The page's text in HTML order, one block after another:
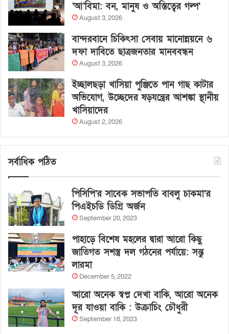
‘আ’বিমা: বন, মানুষ ও অস্তিত্বের গল্প’
August 3, 2026
বান্দরবানে চিকিৎসা সেবায় মানোন্নয়নে ৬
দফা দাবিতে ছাত্রজনতার মানববন্ধন
August 3, 2026
ইচ্ছালছড়া খাসিয়া পুঞ্জিতে পান গাছ কাটার
অভিযোগ, উচ্ছেদের ষড়যন্ত্রের আশঙ্কা স্থানীয়
খাসিয়াদের
August 2, 2026
সর্বাধিক পঠিত
পিসিপি’র সাবেক সভাপতি বাবলু চাকমা’র
পিএইচডি ডিগ্রি অর্জন
September 20, 2023
পাহাড়ে বিশেষ মহলের দ্বারা আরো কিছু
জাতিগত সশস্ত্র দল গঠনের পর্যায়ে: সন্তু
লারমা
December 5, 2022
আরো অনেক স্বপ্ন দেখা বাকি, আরো অনেক
দূর যাওয়া বাকি : উক্রাচিং চৌধুরী
September 18, 2023